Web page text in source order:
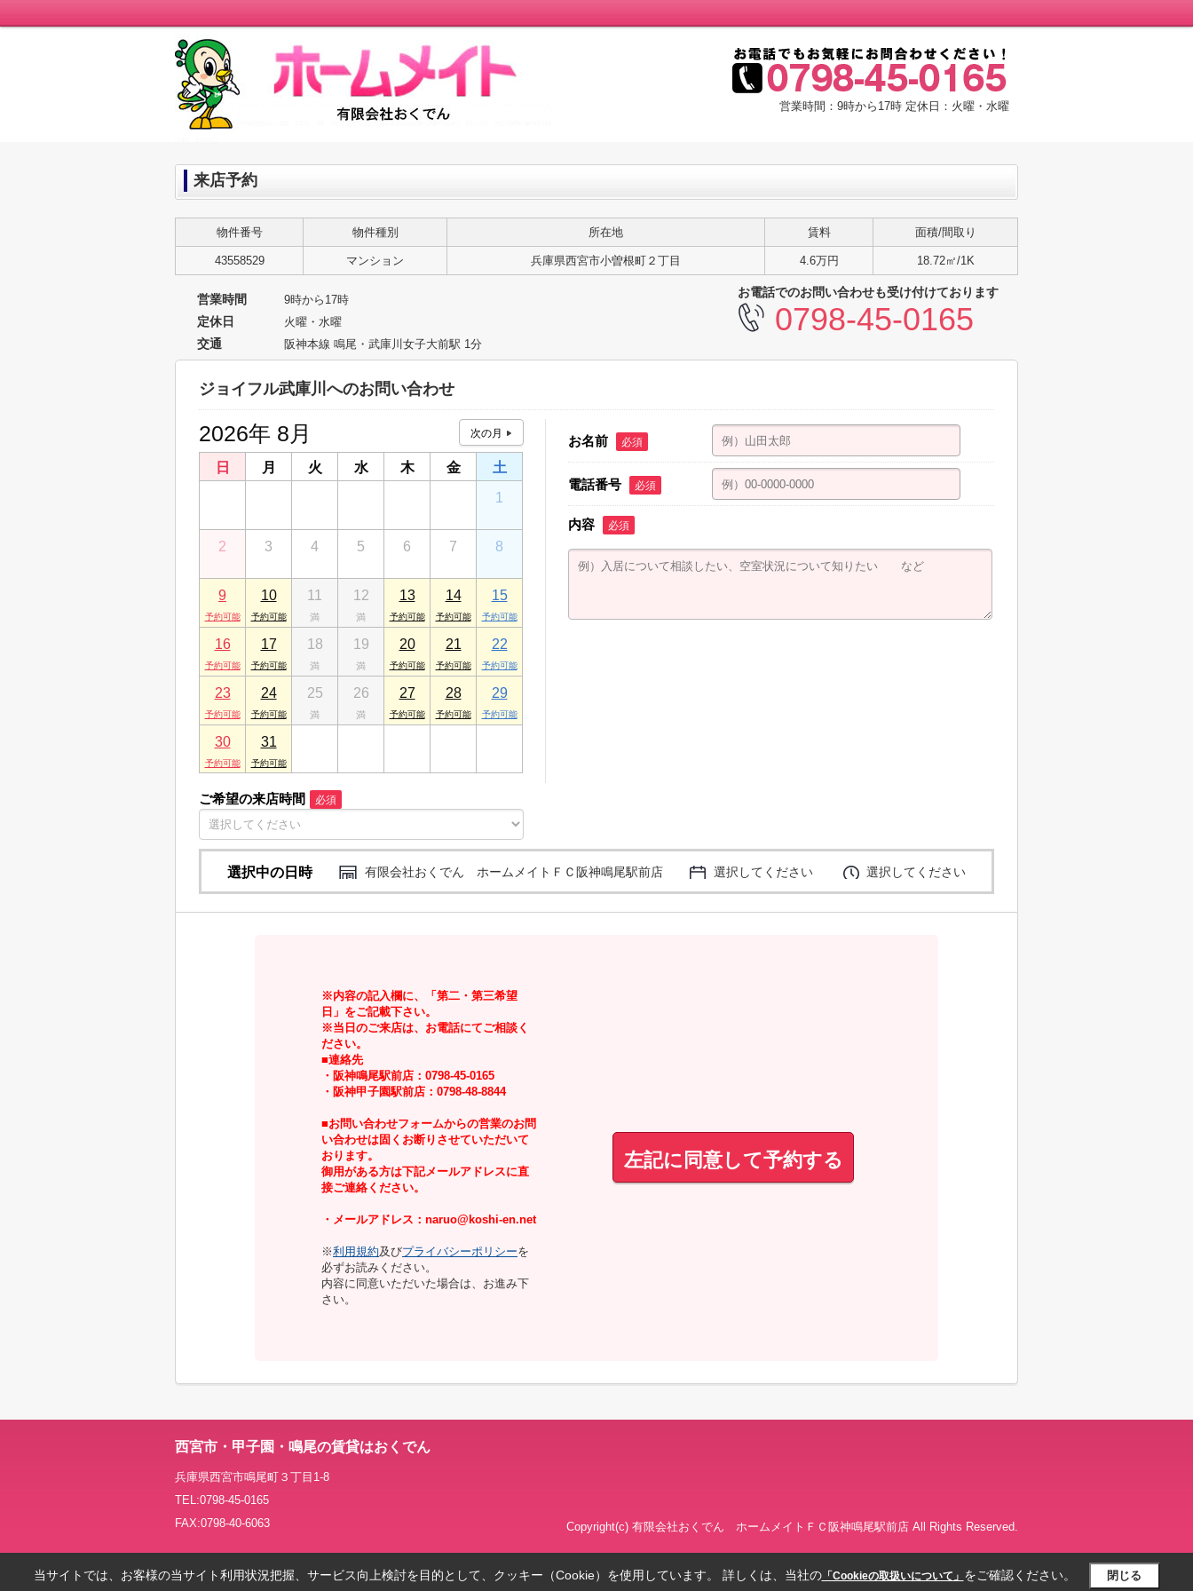
営業時間：9時から17時 定休日：火曜・水曜
来店予約
物件番号 物件種別 所在地 賃料 面積/間取り
43558529 マンション 兵庫県西宮市小曽根町２丁目 4.6万円 18.72㎡/1K
営業時間 9時から17時
定休日 火曜・水曜
交通 阪神本線 鳴尾・武庫川女子大前駅 1分
お電話でのお問い合わせも受け付けております
0798-45-0165
ジョイフル武庫川へのお問い合わせ
2026年 8月
日 月 火 水 木 金
土
1
2 3 4 5 6 7 8
9 10 11 12 13 14 15
16 17 18 19 20 21 22
23 24 25 26 27 28 29
30 31
ご希望の来店時間 必須
お名前 必須
電話番号 必須
内容 必須
選択中の日時 有限会社おくでん ホームメイトＦＣ阪神鳴尾駅前店 選択してください 選択してください
※内容の記入欄に、「第二・第三希望
日」をご記載下さい。
※当日のご来店は、お電話にてご相談く
ださい。
■連絡先
・阪神鳴尾駅前店：0798-45-0165
・阪神甲子園駅前店：0798-48-8844
■お問い合わせフォームからの営業のお問
い合わせは固くお断りさせていただいて
おります。
御用がある方は下記メールアドレスに直
接ご連絡ください。
・メールアドレス：naruo@koshi-en.net
※利用規約及びプライバシーポリシーを
必ずお読みください。
内容に同意いただいた場合は、お進み下
さい。
左記に同意して予約する
西宮市・甲子園・鳴尾の賃貸はおくでん
兵庫県西宮市鳴尾町３丁目1-8
TEL:0798-45-0165
FAX:0798-40-6063
Copyright(c) 有限会社おくでん ホームメイトＦＣ阪神鳴尾駅前店 All Rights Reserved.
当サイトでは、お客様の当サイト利用状況把握、サービス向上検討を目的として、クッキー（Cookie）を使用しています。 詳しくは、当社の「Cookieの取扱いについて」 をご確認ください。 閉じる